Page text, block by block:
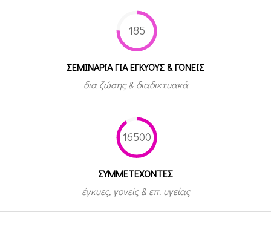
185
ΣΕΜΙΝΑΡΙΑ ΓΙΑ ΕΓΚΥΟΥΣ & ΓΟΝΕΙΣ
δια ζώσης & διαδικτυακά
16500
ΣΥΜΜΕΤEΧΟΝΤΕΣ
έγκυες, γονείς & επ. υγείας